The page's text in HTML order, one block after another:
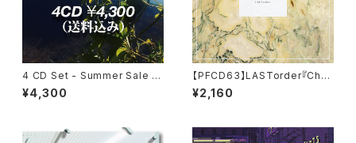
4 CD Set - Summer Sale 2
026
¥4,300
【PFCD63】LASTorder『Cher
ish』CD
¥2,160